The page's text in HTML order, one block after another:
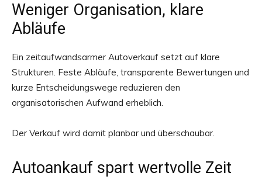
Weniger Organisation, klare
Abläufe
Ein zeitaufwandsarmer Autoverkauf setzt auf klare
Strukturen. Feste Abläufe, transparente Bewertungen und
kurze Entscheidungswege reduzieren den
organisatorischen Aufwand erheblich.
Der Verkauf wird damit planbar und überschaubar.
Autoankauf spart wertvolle Zeit